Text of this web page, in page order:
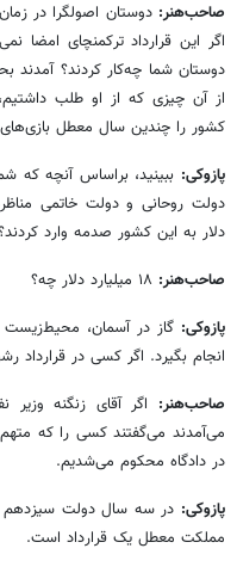
صاحب‌هنر: دوستان اصولگرا در
اگر این قرارداد ترکمنچای امضا
دوستان شما چه‌کار کردند؟ آمدند
از آن چیزی که از او طلب
کشور را چندین سال معطل بازی‌های
پازوکی: ببینید، براساس آنچه که
دلار به این کشور صدمه وارد
صاحب‌هنر:
پازوکی: گاز در آسمان، محیط‌زیست
انجام بگیرد. اگر کسی در قرارداد
صاحب‌هنر: اگر آقای زنگنه
می‌آمدند می‌گفتند کسی را که
در دادگاه محکوم می‌شدیم.
پازوکی: در سه سال دولت سیزدهم
مملکت معطل یک قرارداد است.